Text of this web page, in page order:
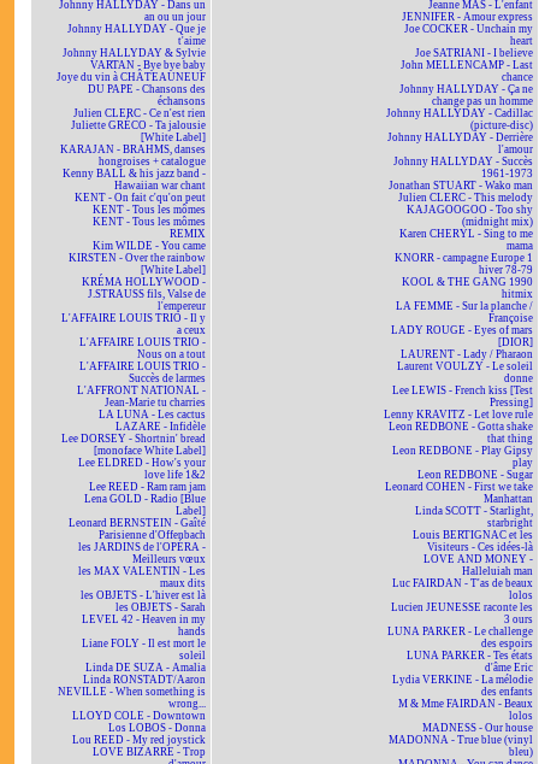
Johnny HALLYDAY - Dans un
an ou un jour
Johnny HALLYDAY - Que je
t'aime
Johnny HALLYDAY & Sylvie
VARTAN - Bye bye baby
Joye du vin à CHÂTEAUNEUF
DU PAPE - Chansons des
échansons
Julien CLERC - Ce n'est rien
Juliette GRÉCO - Ta jalousie
[White Label]
KARAJAN - BRAHMS, danses
hongroises + catalogue
Kenny BALL & his jazz band -
Hawaiian war chant
KENT - On fait c'qu'on peut
KENT - Tous les mômes
KENT - Tous les mômes
REMIX
Kim WILDE - You came
KIRSTEN - Over the rainbow
[White Label]
KRÉMA HOLLYWOOD -
J.STRAUSS fils, Valse de
l'empereur
L'AFFAIRE LOUIS TRIO - Il y
a ceux
L'AFFAIRE LOUIS TRIO -
Nous on a tout
L'AFFAIRE LOUIS TRIO -
Succès de larmes
L'AFFRONT NATIONAL -
Jean-Marie tu charries
LA LUNA - Les cactus
LAZARE - Infidèle
Lee DORSEY - Shortnin' bread
[monoface White Label]
Lee ELDRED - How's your
love life 1&2
Lee REED - Ram ram jam
Lena GOLD - Radio [Blue
Label]
Leonard BERNSTEIN - Gaîté
Parisienne d'Offenbach
les JARDINS de l'OPÉRA -
Meilleurs vœux
les MAX VALENTIN - Les
maux dits
les OBJETS - L'hiver est là
les OBJETS - Sarah
LEVEL 42 - Heaven in my
hands
Liane FOLY - Il est mort le
soleil
Linda DE SUZA - Amalia
Linda RONSTADT/Aaron
NEVILLE - When something is
wrong...
LLOYD COLE - Downtown
Los LOBOS - Donna
Lou REED - My red joystick
LOVE BIZARRE - Trop
Jeanne MAS - L'enfant
JENNIFER - Amour express
Joe COCKER - Unchain my
heart
Joe SATRIANI - I believe
John MELLENCAMP - Last
chance
Johnny HALLYDAY - Ça ne
change pas un homme
Johnny HALLYDAY - Cadillac
(picture-disc)
Johnny HALLYDAY - Derrière
l'amour
Johnny HALLYDAY - Succès
1961-1973
Jonathan STUART - Wako man
Julien CLERC - This melody
KAJAGOOGOO - Too shy
(midnight mix)
Karen CHERYL - Sing to me
mama
KNORR - campagne Europe 1
hiver 78-79
KOOL & THE GANG 1990
hitmix
LA FEMME - Sur la planche /
Françoise
LADY ROUGE - Eyes of mars
[DIOR]
LAURENT - Lady / Pharaon
Laurent VOULZY - Le soleil
donne
Lee LEWIS - French kiss [Test
Pressing]
Lenny KRAVITZ - Let love rule
Leon REDBONE - Gotta shake
that thing
Leon REDBONE - Play Gipsy
play
Leon REDBONE - Sugar
Leonard COHEN - First we take
Manhattan
Linda SCOTT - Starlight,
starbright
Louis BERTIGNAC et les
Visiteurs - Ces idées-là
LOVE AND MONEY -
Halleluiah man
Luc FAIRDAN - T'as de beaux
lolos
Lucien JEUNESSE raconte les
3 ours
LUNA PARKER - Le challenge
des espoirs
LUNA PARKER - Tes états
d'âme Eric
Lydia VERKINE - La mélodie
des enfants
M & Mme FAIRDAN - Beaux
lolos
MADNESS - Our house
MADONNA - True blue (vinyl
bleu)